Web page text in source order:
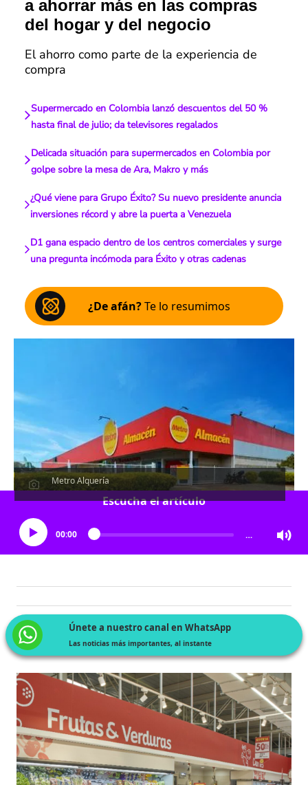
a ahorrar más en las compras
del hogar y del negocio
El ahorro como parte de la experiencia de
compra
Supermercado en Colombia lanzó descuentos del 50 %
hasta final de julio; da televisores regalados
Delicada situación para supermercados en Colombia por
golpe sobre la mesa de Ara, Makro y más
¿Qué viene para Grupo Éxito? Su nuevo presidente anuncia
inversiones récord y abre la puerta a Venezuela
D1 gana espacio dentro de los centros comerciales y surge
una pregunta incómoda para Éxito y otras cadenas
¿De afán?Te lo resumimos
Metro Alquería
Escucha el artículo
00:00 …
Únete a nuestro canal en WhatsApp
Las noticias más importantes, al instante